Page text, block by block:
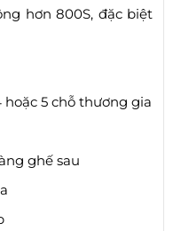
hơn 800S, đặc biệt
hoặc 5 chỗ thương gia
ghế sau